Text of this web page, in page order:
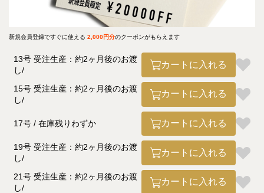
新規会員登録ですぐに使える 2,000円分のクーポンがもらえます
13号 受注生産：約2ヶ月後のお渡
し
カートに入れる
15号 受注生産：約2ヶ月後のお渡
し
カートに入れる
17号 在庫残りわずか カートに入れる
19号 受注生産：約2ヶ月後のお渡
し
カートに入れる
21号 受注生産：約2ヶ月後のお渡
し
カートに入れる